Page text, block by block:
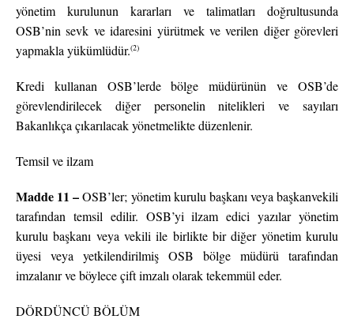
yönetim kurulunun kararları ve talimatları doğrultusunda
OSB’nin sevk ve idaresini yürütmek ve verilen diğer görevleri
yapmakla yükümlüdür.(2)
Kredi kullanan OSB’lerde bölge müdürünün ve OSB’de
görevlendirilecek diğer personelin nitelikleri ve sayıları
Bakanlıkça çıkarılacak yönetmelikte düzenlenir.
Temsil ve ilzam
Madde 11 –OSB’ler; yönetim kurulu başkanı veya başkanvekili
tarafından temsil edilir. OSB’yi ilzam edici yazılar yönetim
kurulu başkanı veya vekili ile birlikte bir diğer yönetim kurulu
üyesi veya yetkilendirilmiş OSB bölge müdürü tarafından
imzalanır ve böylece çift imzalı olarak tekemmül eder.
DÖRDÜNCÜ BÖLÜM